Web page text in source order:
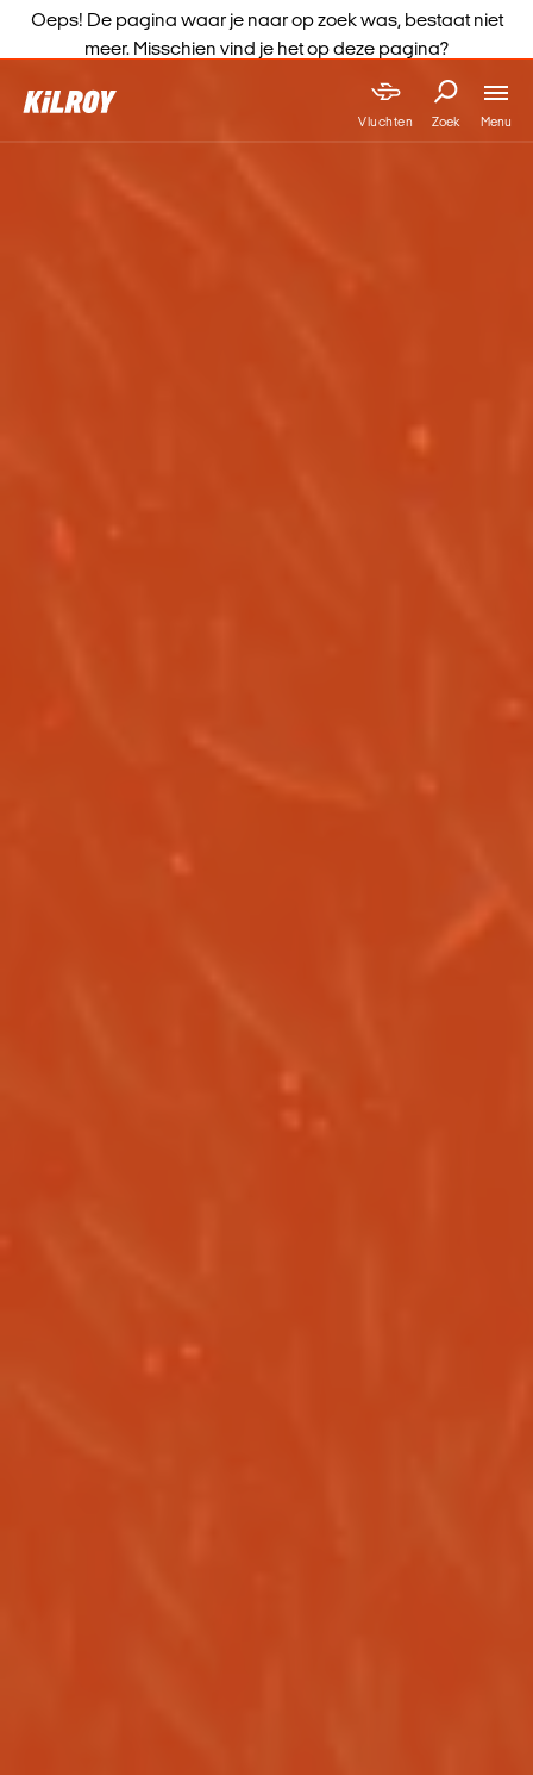
Vluchten Zoek Menu
Oeps! De pagina waar je naar op zoek was, bestaat niet
meer. Misschien vind je het op deze pagina?